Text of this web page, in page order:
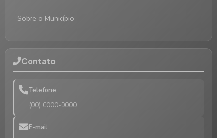
Sobre o Município
Contato
Telefone
(00) 0000-0000
E-mail